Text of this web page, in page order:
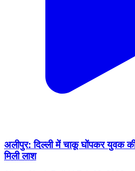
अलीपुर: दिल्ली में चाकू घोंपकर युवक
मिली लाश